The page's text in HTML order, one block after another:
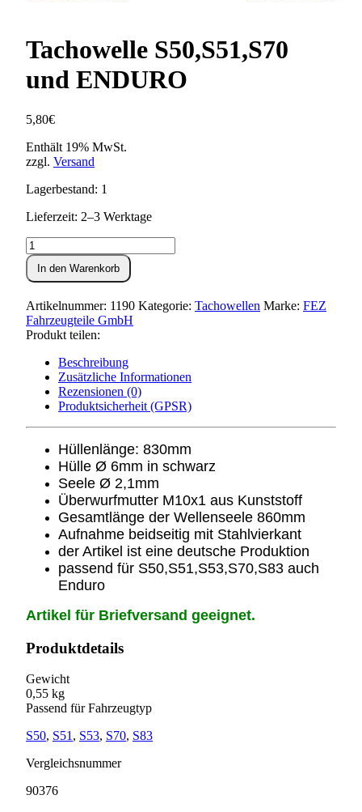
Tachowelle S50,S51,S70
und ENDURO
5,80€
Enthält 19% MwSt.
zzgl. Versand
Lagerbestand: 1
Lieferzeit: 2–3 Werktage
Tachowelle
S50,S51,S70
und
ENDURO
Menge
In den Warenkorb
Artikelnummer: 1190 Kategorie: Tachowellen Marke: FEZ
Fahrzeugteile GmbH
Produkt teilen:
Beschreibung
Zusätzliche Informationen
Rezensionen (0)
Produktsicherheit (GPSR)
Hüllenlänge: 830mm
Hülle Ø 6mm in schwarz
Seele Ø 2,1mm
Überwurfmutter M10x1 aus Kunststoff
Gesamtlänge der Wellenseele 860mm
Aufnahme beidseitig mit Stahlvierkant
der Artikel ist eine deutsche Produktion
passend für S50,S51,S53,S70,S83 auch
Enduro
Artikel für Briefversand geeignet.
Produktdetails
Gewicht
0,55 kg
Passend für Fahrzeugtyp
S50, S51 , S53, S70, S83
Vergleichsnummer
90376